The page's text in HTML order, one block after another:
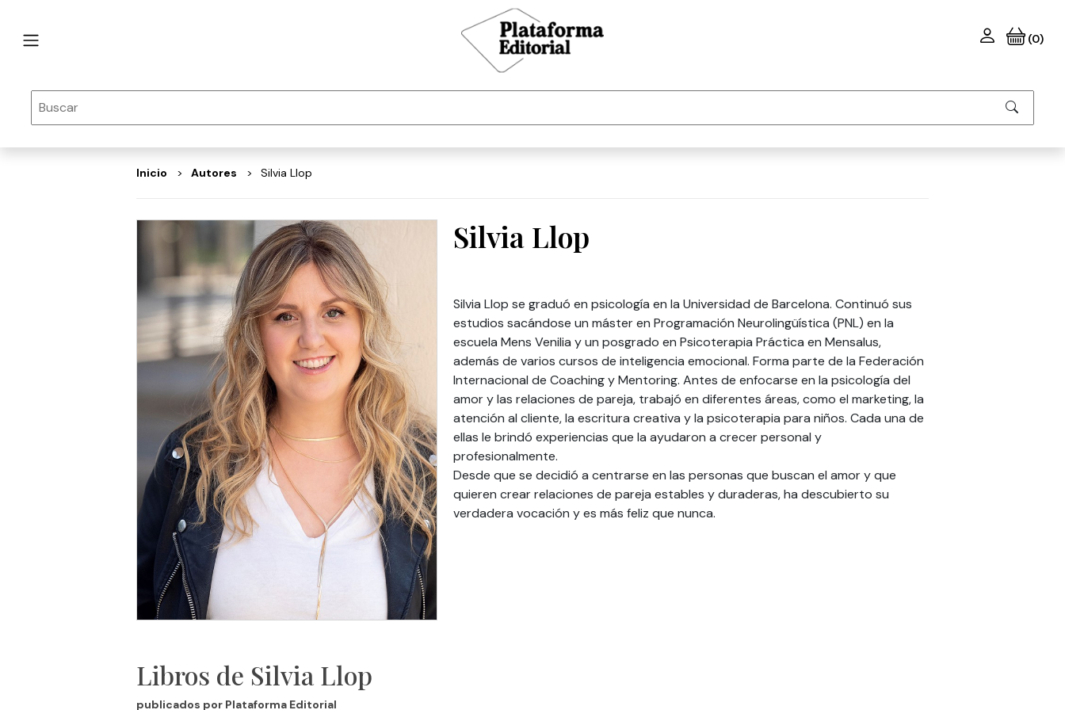
(0)
Inicio autores Silvia Llop
Silvia Llop
Silvia Llop se graduó en psicología en la Universidad de Barcelona. Continuó sus
estudios sacándose un máster en Programación Neurolingüística (PNL) en la
escuela Mens Venilia y un posgrado en Psicoterapia Práctica en Mensalus,
además de varios cursos de inteligencia emocional. Forma parte de la Federación
Internacional de Coaching y Mentoring. Antes de enfocarse en la psicología del
amor y las relaciones de pareja, trabajó en diferentes áreas, como el marketing, la
atención al cliente, la escritura creativa y la psicoterapia para niños. Cada una de
ellas le brindó experiencias que la ayudaron a crecer personal y
profesionalmente.
Desde que se decidió a centrarse en las personas que buscan el amor y que
quieren crear relaciones de pareja estables y duraderas, ha descubierto su
verdadera vocación y es más feliz que nunca.
Libros de Silvia Llop
publicados por Plataforma Editorial